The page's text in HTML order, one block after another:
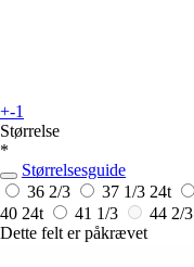
+-1
Størrelse
*
Størrelsesguide
36 2/3
37 1/3 24t
40 24t 41 1/3
44 2/3
Dette felt er påkrævet